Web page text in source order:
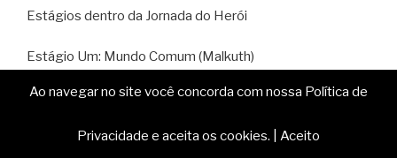
Estágios dentro da Jornada do Herói
Estágio Um: Mundo Comum (Malkuth)
Netzach, Tiferet, Geburah e Chesed. São as interações
Ao navegar no site você concorda com nossa Política de
Privacidade e aceita os cookies. Aceito